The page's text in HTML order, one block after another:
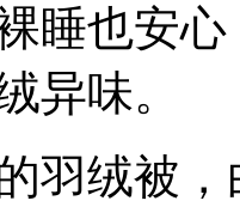
睡也安
异味。
羽绒被